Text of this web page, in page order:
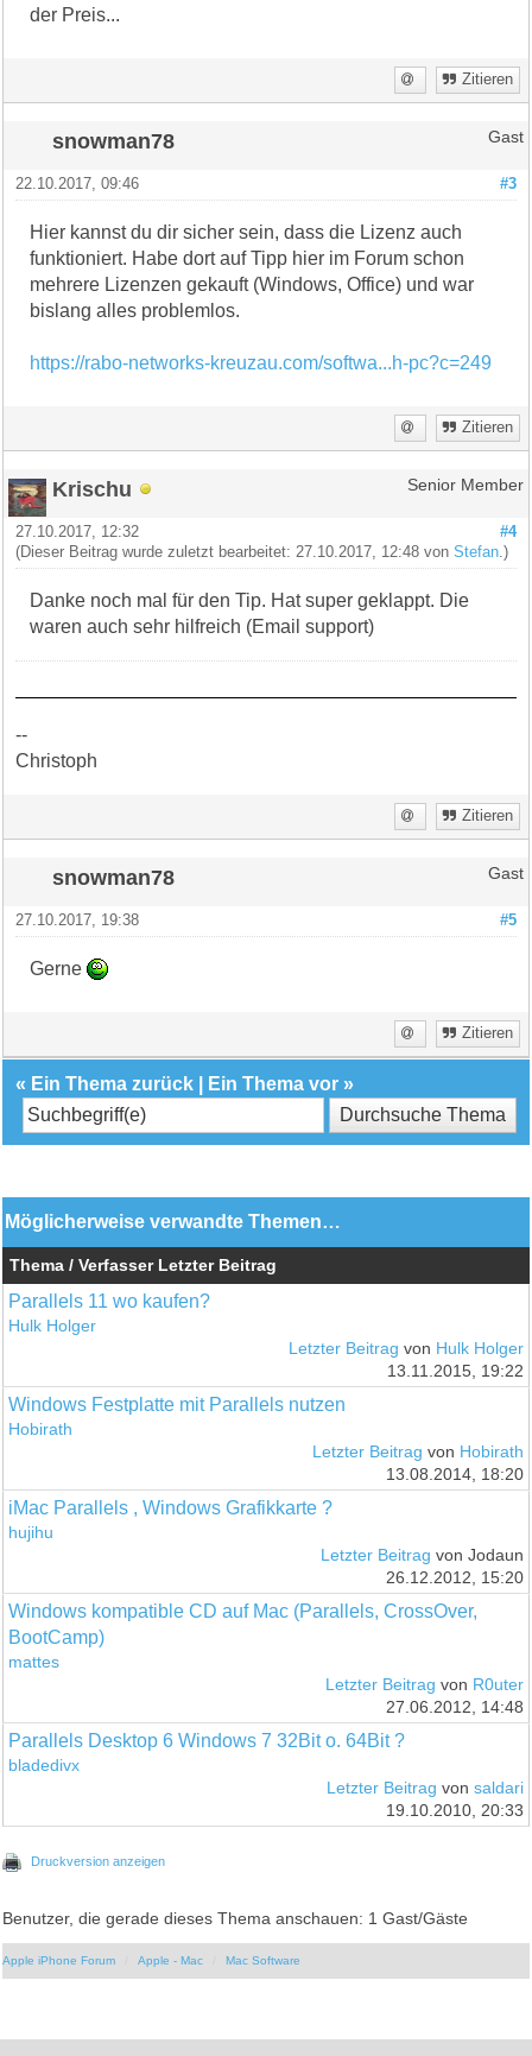
der Preis...
Zitieren
snowman78 Gast
#3
22.10.2017, 09:46
Hier kannst du dir sicher sein, dass die Lizenz auch
funktioniert. Habe dort auf Tipp hier im Forum schon
mehrere Lizenzen gekauft (Windows, Office) und war
bislang alles problemlos.
https://rabo-networks-kreuzau.com/softwa...h-pc?c=249
Zitieren
Krischu Senior Member
#4
27.10.2017, 12:32
(Dieser Beitrag wurde zuletzt bearbeitet: 27.10.2017, 12:48 vonStefan .)
Danke noch mal für den Tip. Hat super geklappt. Die
waren auch sehr hilfreich (Email support)
--
Christoph
Zitieren
snowman78 Gast
#5
27.10.2017, 19:38
Gerne
Zitieren
« Ein Thema zurück Ein Thema vor »
Möglicherweise verwandte Themen…
Thema / Verfasser Letzter Beitrag
Parallels 11 wo kaufen?
Hulk Holger
Letzter Beitrag von Hulk Holger
13.11.2015, 19:22
Windows Festplatte mit Parallels nutzen
Hobirath
Letzter Beitrag von Hobirath
13.08.2014, 18:20
iMac Parallels , Windows Grafikkarte ?
hujihu
Letzter Beitrag von Jodaun
26.12.2012, 15:20
Windows kompatible CD auf Mac (Parallels, CrossOver,
BootCamp)
mattes
Letzter Beitrag von R0uter
27.06.2012, 14:48
Parallels Desktop 6 Windows 7 32Bit o. 64Bit ?
bladedivx
Letzter Beitrag von saldari
19.10.2010, 20:33
Druckversion anzeigen
Benutzer, die gerade dieses Thema anschauen: 1 Gast/Gäste
Apple iPhone Forum Apple - Mac Mac Software